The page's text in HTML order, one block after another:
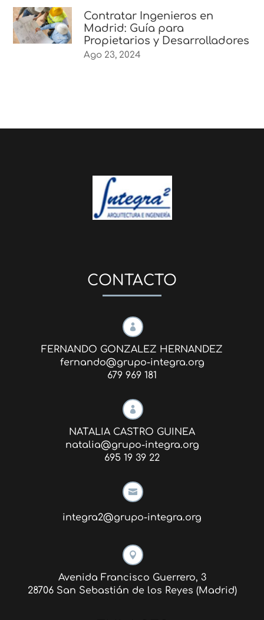
Contratar Ingenieros en
Madrid: Guía para
Propietarios y Desarrolladores
Ago 23, 2024
CONTACTO

FERNANDO GONZALEZ HERNANDEZ
fernando@grupo-integra.org
679 969 181

NATALIA CASTRO GUINEA
natalia@grupo-integra.org
695 19 39 22

integra2@grupo-integra.org

Avenida Francisco Guerrero, 3
28706 San Sebastián de los Reyes (Madrid)